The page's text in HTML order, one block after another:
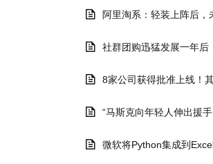
阿里淘系：轻装上阵后，
社群团购迅猛发展一年后
8家公司获得批准上线！
“马斯克向年轻人伸出援
微软将Python集成到